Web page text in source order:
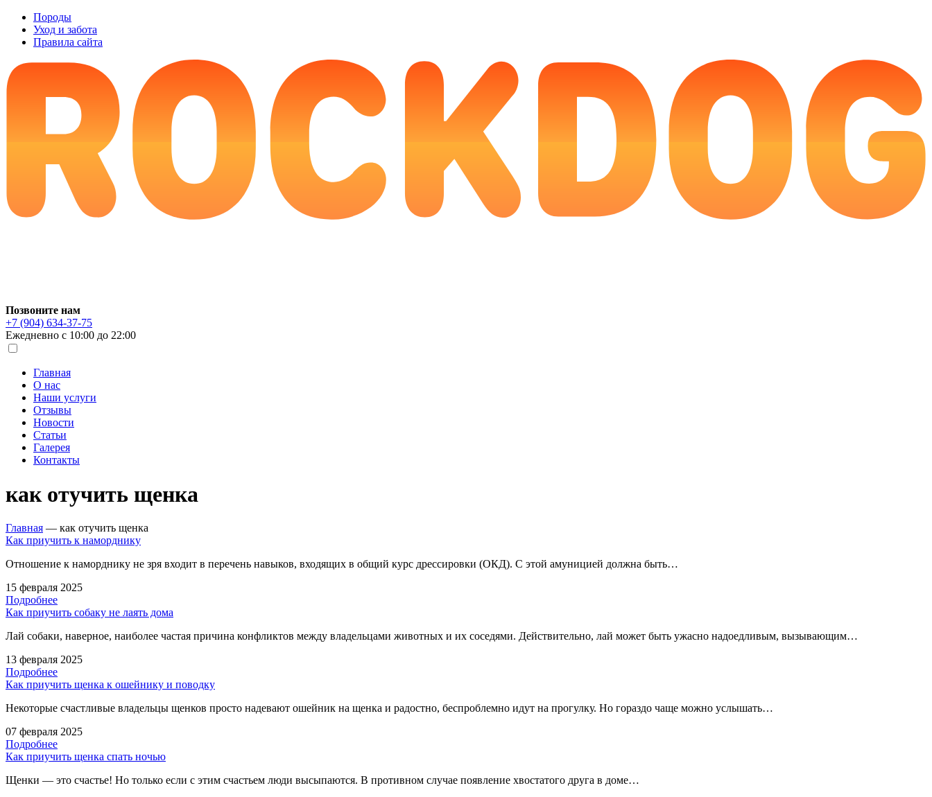
Породы
Уход и забота
Правила сайта
Позвоните нам
+7 (904) 634-37-75
Ежедневно с 10:00 до 22:00
Главная
О нас
Наши услуги
Отзывы
Новости
Статьи
Галерея
Контакты
как отучить щенка
Главная — как отучить щенка
Как приучить к наморднику
Отношение к наморднику не зря входит в перечень навыков, входящих в общий курс дрессировки (ОКД). С этой амуницией должна быть…
15 февраля 2025
Подробнее
Как приучить собаку не лаять дома
Лай собаки, наверное, наиболее частая причина конфликтов между владельцами животных и их соседями. Действительно, лай может быть ужасно надоедливым, вызывающим…
13 февраля 2025
Подробнее
Как приучить щенка к ошейнику и поводку
Некоторые счастливые владельцы щенков просто надевают ошейник на щенка и радостно, беспроблемно идут на прогулку. Но гораздо чаще можно услышать…
07 февраля 2025
Подробнее
Как приучить щенка спать ночью
Щенки — это счастье! Но только если с этим счастьем люди высыпаются. В противном случае появление хвостатого друга в доме…